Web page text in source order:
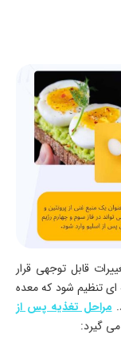
قابل توجهی قرار
ای تنظیم شود که معده
مراحل تغذیه پس از
گیرد: